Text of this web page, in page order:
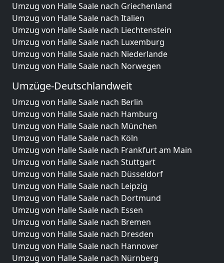
Umzug von Halle Saale nach Griechenland
Umzug von Halle Saale nach Italien
Umzug von Halle Saale nach Liechtenstein
Umzug von Halle Saale nach Luxemburg
Umzug von Halle Saale nach Niederlande
Umzug von Halle Saale nach Norwegen
Umzüge-Deutschlandweit
Umzug von Halle Saale nach Berlin
Umzug von Halle Saale nach Hamburg
Umzug von Halle Saale nach München
Umzug von Halle Saale nach Köln
Umzug von Halle Saale nach Frankfurt am Main
Umzug von Halle Saale nach Stuttgart
Umzug von Halle Saale nach Düsseldorf
Umzug von Halle Saale nach Leipzig
Umzug von Halle Saale nach Dortmund
Umzug von Halle Saale nach Essen
Umzug von Halle Saale nach Bremen
Umzug von Halle Saale nach Dresden
Umzug von Halle Saale nach Hannover
Umzug von Halle Saale nach Nürnberg